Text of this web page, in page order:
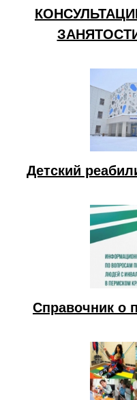
Детский
Справочник о